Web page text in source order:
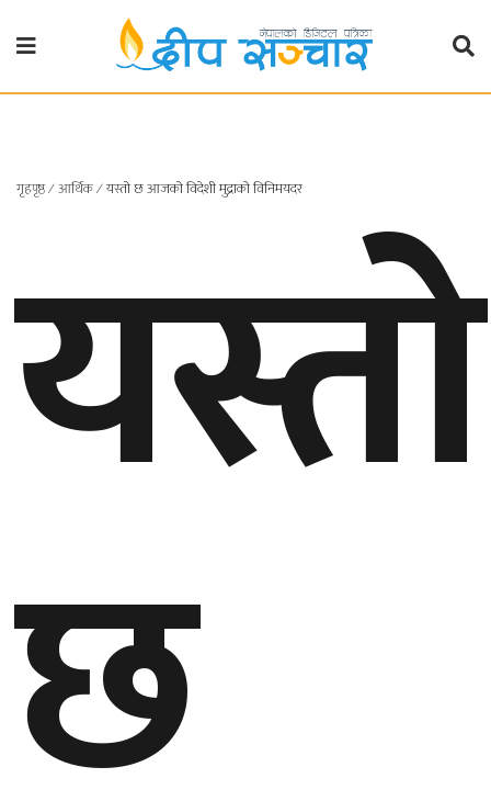
गृहपृष्ठ
प्रदेश
१
प्रदेश
२
बाग्मती
५
कर्णाली
प्रदेश
सुदूरपश्चिम
प्रदेश
गृहपृष्ठ∕आर्थिक∕यस्तो छ आजको विदेशी मुद्राको विनिमयदर
यस्तो
छ